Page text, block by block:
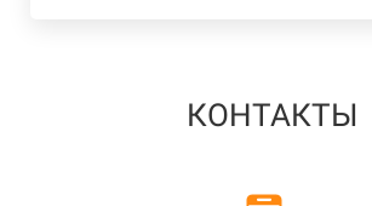
КОНТАКТЫ